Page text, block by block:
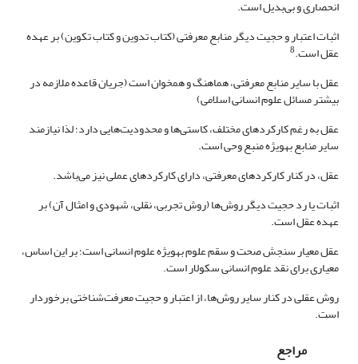
انحصاری و بی‌بدیل است.
اثبات اعتبار و حجیت دیگر منابع معرفتی (کتاب تدوین و کتاب تکوین) بر عهده
عقل است.8
عقل با سایر منابع معرفتی، هماهنگ و همخوان است (جریان قاعده ملازمه در
بیشتر مسائل علوم انسانی اسلامی)
عقل به رغم کارکردهای مختلف، کاستی‌ها و محدودیت‌هایی دارد؛ لذا نیازمند
سایر منابع به‎ویژه منبع وحی است.
عقل، در کنار کارکردهای معرفتی، دارای کارکردهای عملی نیز می‌باشد.
اثبات یا رد حجیت دیگر روش‌ها (روش تجربی، نقلی، شهودی و امثال آن) بر
عهده عقل است.
عقل معیار سنجش صحت و سقم علوم به‎ویژه علوم انسانی است؛ بر این اساس،
معیاری برای نقد علوم انسانی سکولار است.
روش عقلی در کنار سایر روش‌ها، از اعتبار و حجیت معرفت‌شناختی برخوردار
است.
مراجع